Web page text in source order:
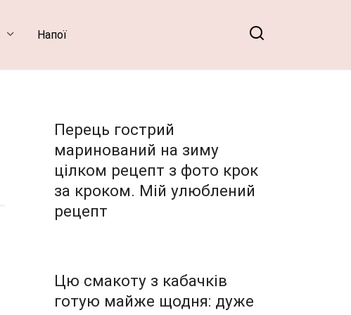
Напої
Перець гострий
маринований на зиму
цілком рецепт з фото крок
за кроком. Мій улюблений
рецепт
Цю смакоту з кабачків
готую майже щодня: дуже